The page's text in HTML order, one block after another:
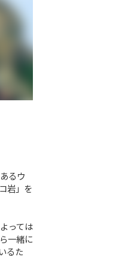
るウ
岩」を
っては
一緒に
るた